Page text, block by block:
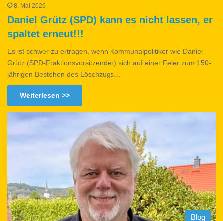
8. Mai 2026
Daniel Grütz (SPD) kann es nicht lassen, er
spaltet erneut!!!
Es ist schwer zu ertragen, wenn Kommunalpolitiker wie Daniel
Grütz (SPD-Fraktionsvorsitzender) sich auf einer Feier zum 150-
jährigen Bestehen des Löschzugs…
Weiterlesen >>
Blog